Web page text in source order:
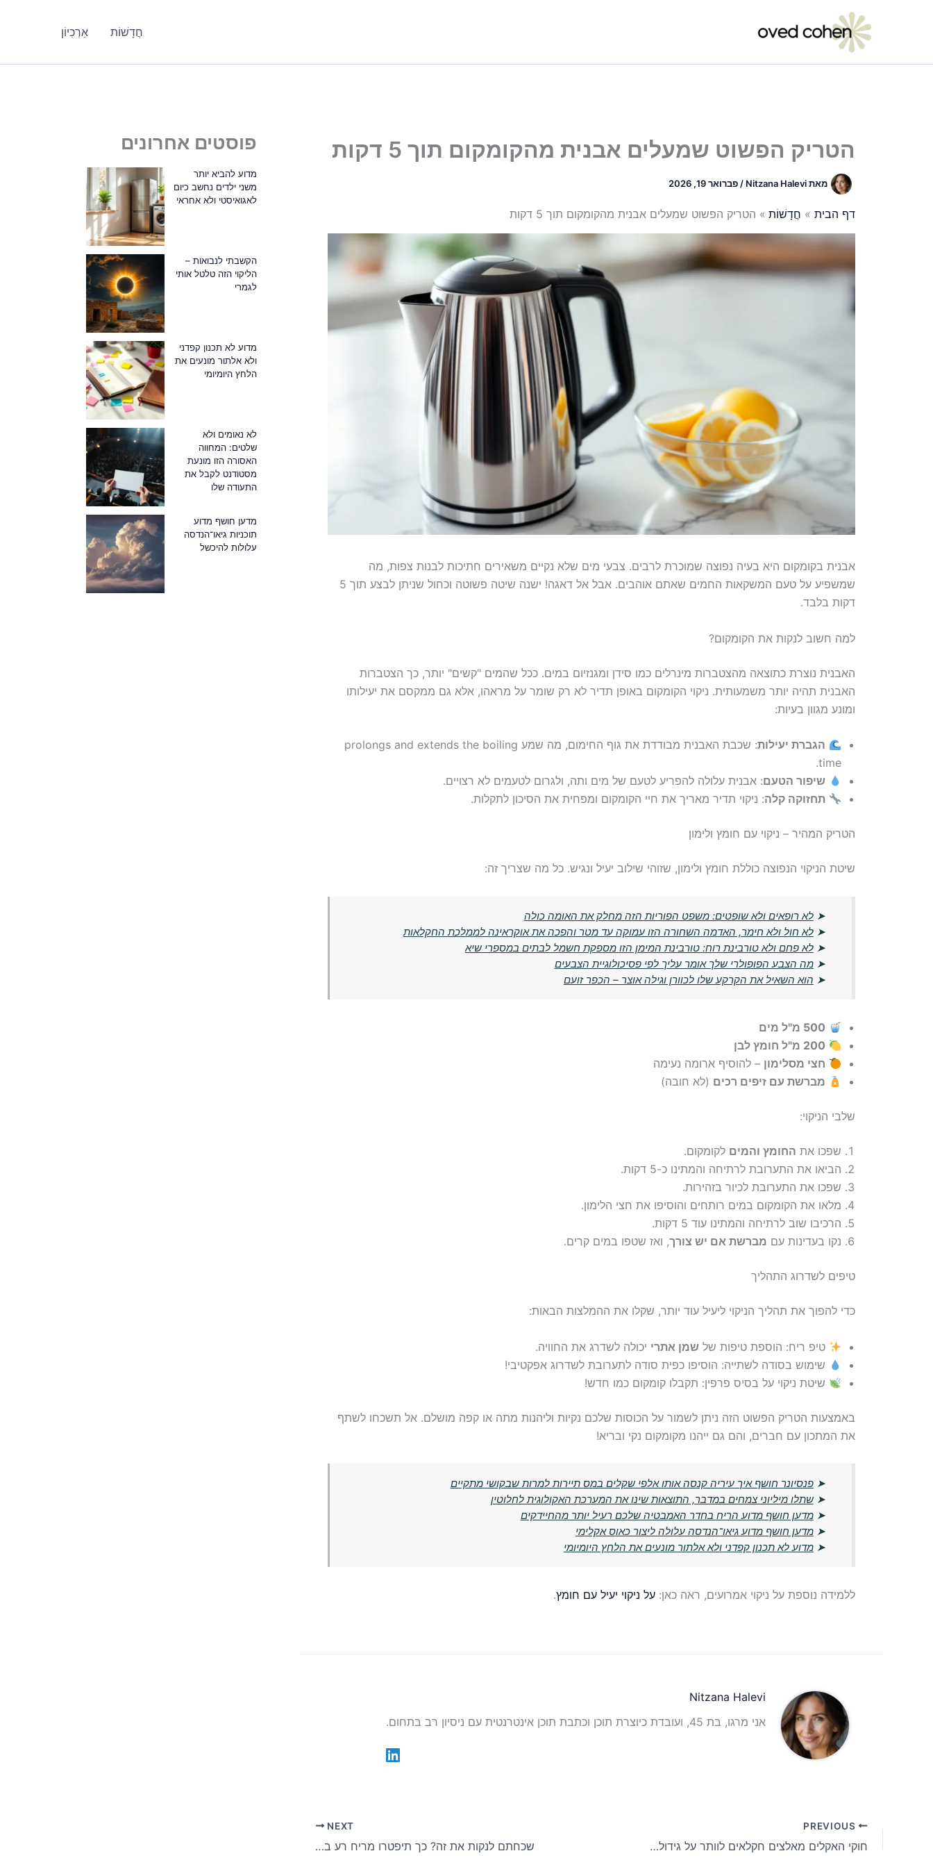
חֲדָשׁוֹת אַרְכִיוֹן
הטריק הפשוט שמעלים אבנית מהקומקום תוך 5 דקות
מאתNitzana Halevi
/ פברואר 19, 2026
דף הבית חֲדָשׁוֹת הטריק הפשוט שמעלים אבנית מהקומקום תוך 5 דקות
אבנית בקומקום היא בעיה נפוצה שמוכרת לרבים. צבעי מים שלא נקיים משאירים חתיכות לבנות צפות, מה
שמשפיע על טעם המשקאות החמים שאתם אוהבים. אבל אל דאגה! ישנה שיטה פשוטה וכחול שניתן לבצע תוך 5
דקות בלבד.
למה חשוב לנקות את הקומקום?
האבנית נוצרת כתוצאה מהצטברות מינרלים כמו סידן ומגנזיום במים. ככל שהמים "קשים" יותר, כך הצטברות
האבנית תהיה יותר משמעותית. ניקוי הקומקום באופן תדיר לא רק שומר על מראהו, אלא גם ממקסם את יעילותו
ומונע מגוון בעיות:
הגברת יעילות
: שכבת האבנית מבודדת את גוף החימום, מה שמע prolongs and extends the boiling
time.
שיפור הטעם: אבנית עלולה להפריע לטעם של מים ותה, ולגרום לטעמים לא רצויים.
תחזוקה קלה: ניקוי תדיר מאריך את חיי הקומקום ומפחית את הסיכון לתקלות.
הטריק המהיר – ניקוי עם חומץ ולימון
שיטת הניקוי הנפוצה כוללת חומץ ולימון, שזוהי שילוב יעיל ונגיש. כל מה שצריך זה:
➤לא רופאים ולא שופטים: משפט הפוריות הזה מחלק את האומה כולה
➤לא חול ולא חימר, האדמה השחורה הזו עמוקה עד מטר והפכה את אוקראינה לממלכת החקלאות
➤לא פחם ולא טורבינת רוח: טורבינת המימן הזו מספקת חשמל לבתים במספרי שיא
➤מה הצבע הפופולרי שלך אומר עליך לפי פסיכולוגיית הצבעים
➤ הוא השאיל את הקרקע שלו לכוורן וגילה אוצר – הכפר זועם
500 מ"ל מים
200 מ"ל חומץ לבן
חצי מסלימון – להוסיף ארומה נעימה
מברשת עם זיפים רכים (לא חובה)
שלבי הניקוי:
שפכו את החומץ והמים לקומקום.
הביאו את התערובת לרתיחה והמתינו כ-5 דקות.
שפכו את התערובת לכיור בזהירות.
מלאו את הקומקום במים רותחים והוסיפו את חצי הלימון.
הרכיבו שוב לרתיחה והמתינו עוד 5 דקות.
נקו בעדינות עם מברשת אם יש צורך, ואז שטפו במים קרים.
טיפים לשדרוג התהליך
כדי להפוך את תהליך הניקוי ליעיל עוד יותר, שקלו את ההמלצות הבאות:
טיפ ריח: הוספת טיפות שלשמן אתרי יכולה לשדרג את החוויה.
שימוש בסודה לשתייה: הוסיפו כפית סודה לתערובת לשדרוג אפקטיבי!
שיטת ניקוי על בסיס פרפין: תקבלו קומקום כמו חדש!
באמצעות הטריק הפשוט הזה ניתן לשמור על הכוסות שלכם נקיות וליהנות מתה או קפה מושלם. אל תשכחו לשתף
את המתכון עם חברים, והם גם ייהנו מקומקום נקי ובריא!
➤פנסיונר חושף איך עיריה קנסה אותו אלפי שקלים במס תיירות למרות שבקושי מתקיים
➤שתלו מיליוני צמחים במדבר, התוצאות שינו את המערכת האקולוגית לחלוטין
➤מדען חושף מדוע הריח בחדר האמבטיה שלכם רעיל יותר מהחיידקים
➤מדען חושף מדוע גיאו־הנדסה עלולה ליצור כאוס אקלימי
➤מדוע לא תכנון קפדני ולא אלתור מונעים את הלחץ היומיומי
ללמידה נוספת על ניקוי אמרועים, ראה כאן: על ניקוי יעיל עם חומץ.
Nitzana Halevi
אני מרגו, בת 45, ועובדת כיוצרת תוכן וכתבת תוכן אינטרנטית עם ניסיון רב בתחום.
חוקי האקלים מאלצים חקלאים לוותר על גידולים מרכזיים
NEXT
שכחתם לנקות את זה? כך תיפטרו מריח רע בבית אחת ולתמיד
פוסטים אחרונים
מדוע להביא יותר
משני ילדים נחשב כיום
לאגואיסטי ולא אחראי
הקשבתי לנבואות –
הליקוי הזה טלטל אותי
לגמרי
מדוע לא תכנון קפדני
ולא אלתור מונעים את
הלחץ היומיומי
לא נאומים ולא
שלטים: המחווה
האסורה הזו מונעת
מסטודנט לקבל את
התעודה שלו
מדען חושף מדוע
תוכניות גיאו־הנדסה
עלולות להיכשל